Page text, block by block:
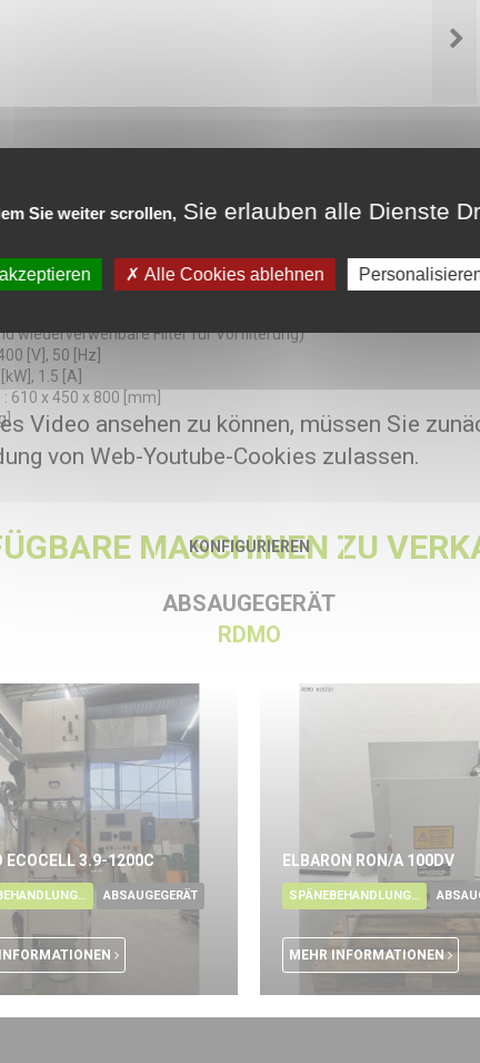
Sie weiter scrollen, Sie erlauben alle Dienste
Alle Cookies ablehnen
und Rauch zu verarbeiten
: 660 [m3/h]
wiederverwenbare Filter für Vorfilterung)
[V], 50 [Hz]
1.5 [A]
610 x 450 x 800 [mm]
Video ansehen zu können, müssen Sie
von Web-Youtube-Cookies zulassen.
KONFIGURIEREN
MASCHINEN ZU
ABSAUGEGERÄT
RDMO
ECOCELL 3.9-1200C
SPÄNEBEHANDLUNG - ÖL ABSAUGEGERÄT
ELBARON RON/A 100DV
SPÄNEBEHANDLUNG - ÖL
MEHR INFORMATIONEN